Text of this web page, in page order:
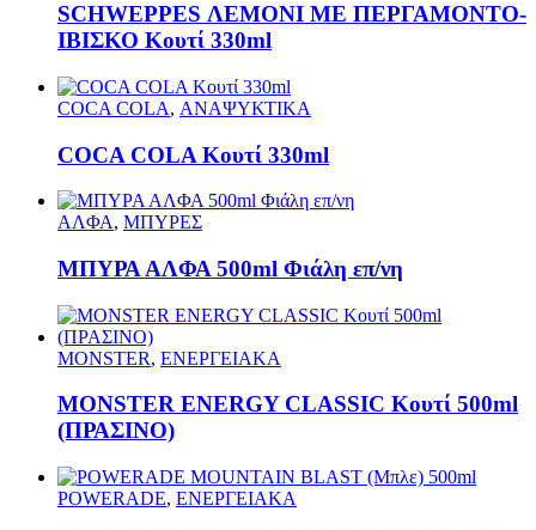
SCHWEPPES ΛΕΜΟΝΙ ΜΕ ΠΕΡΓΑΜΟΝΤΟ-
ΙΒΙΣΚΟ Κουτί 330ml
COCA COLA, ΑΝΑΨΥΚΤΙΚΑ
COCA COLA Κουτί 330ml
ΑΛΦΑ, ΜΠΥΡΕΣ
ΜΠΥΡΑ ΑΛΦΑ 500ml Φιάλη επ/νη
MONSTER, ΕΝΕΡΓΕΙΑΚΑ
MONSTER ENERGY CLASSIC Κουτί 500ml
(ΠΡΑΣΙΝΟ)
POWERADE, ΕΝΕΡΓΕΙΑΚΑ